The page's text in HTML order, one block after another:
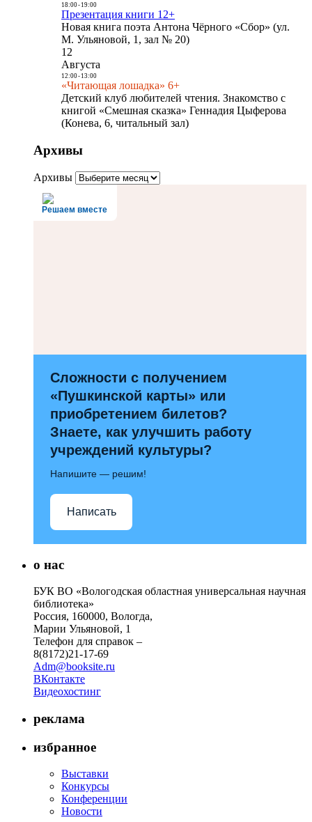
18:00- 19:00
Презентация книги 12+
Новая книга поэта Антона Чёрного «Сбор» (ул.
М. Ульяновой, 1, зал № 20)
12
Августа
12:00- 13:00
«Читающая лошадка» 6+
Детский клуб любителей чтения. Знакомство с
книгой «Смешная сказка» Геннадия Цыферова
(Конева, 6, читальный зал)
Архивы
Архивы
Решаем вместе
Сложности с получением
«Пушкинской карты» или
приобретением билетов?
Знаете, как улучшить работу
учреждений культуры?
Напишите — решим!
Написать
о нас
БУК ВО «Вологодская областная универсальная научная
библиотека»
Россия, 160000, Вологда,
Марии Ульяновой, 1
Телефон для справок –
8(8172)21-17-69
Adm@booksite.ru
ВКонтакте
Видеохостинг
реклама
избранное
Выставки
Конкурсы
Конференции
Новости